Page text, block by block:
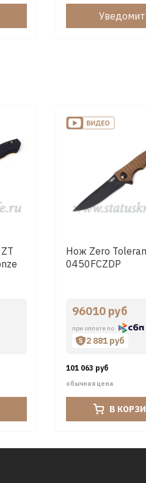
Нож Zero
0450FCZDP
96010 руб
при оплате по
2 881 руб
101 063 руб
обычная цена
В